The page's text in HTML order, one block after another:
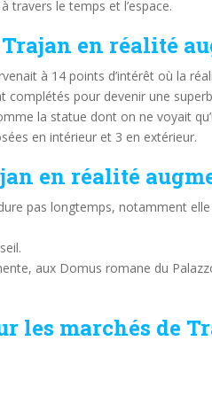
travers le temps et l’espace.
en réalité
à 14 points d’intérêt où la
complétés pour devenir une
la statue dont on ne voyait
en intérieur et 3 en extérieur.
en réalité
pas longtemps, notamment
aux Domus romane du
les marchés de